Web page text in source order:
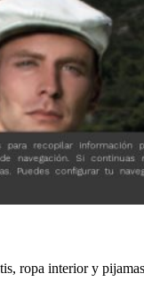
ropa interior y pijamas